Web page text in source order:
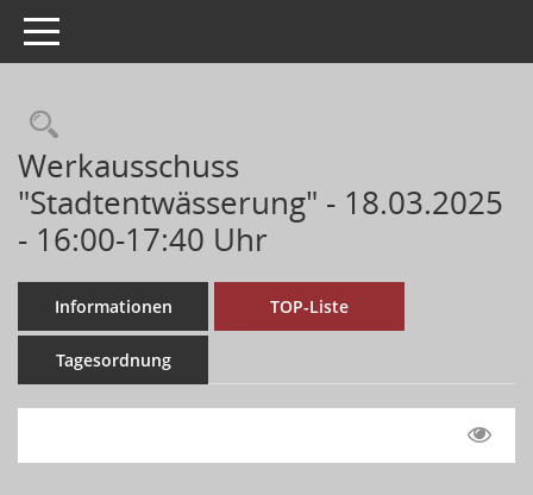
Toggle navigation
Werkausschuss
"Stadtentwässerung" - 18.03.2025
- 16:00-17:40 Uhr
Informationen TOP-Liste
Tagesordnung